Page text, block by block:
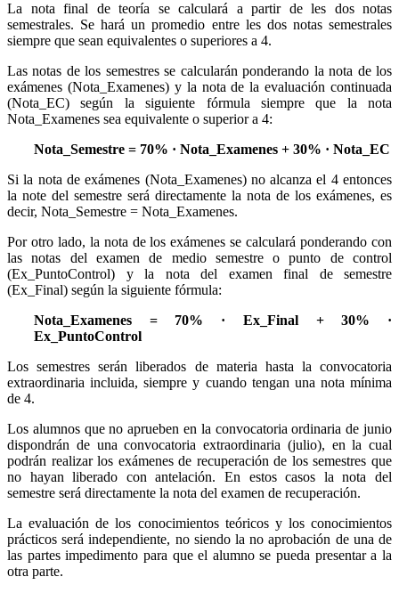
La nota final de teoría se calculará a partir de les dos notas
semestrales. Se hará un promedio entre les dos notas semestrales
siempre que sean equivalentes o superiores a 4.
Las notas de los semestres se calcularán ponderando la nota de los
exámenes (Nota_Examenes) y la nota de la evaluación continuada
(Nota_EC) según la siguiente fórmula siempre que la nota
Nota_Examenes sea equivalente o superior a 4:
Nota_Semestre = 70% · Nota_Examenes + 30% · Nota_EC
Si la nota de exámenes (Nota_Examenes) no alcanza el 4 entonces
la note del semestre será directamente la nota de los exámenes, es
decir, Nota_Semestre = Nota_Examenes.
Por otro lado, la nota de los exámenes se calculará ponderando con
las notas del examen de medio semestre o punto de control
(Ex_PuntoControl) y la nota del examen final de semestre
(Ex_Final) según la siguiente fórmula:
Nota_Examenes = 70% · Ex_Final + 30% ·
Ex_PuntoControl
Los semestres serán liberados de materia hasta la convocatoria
extraordinaria incluida, siempre y cuando tengan una nota mínima
de 4.
Los alumnos que no aprueben en la convocatoria ordinaria de junio
dispondrán de una convocatoria extraordinaria (julio), en la cual
podrán realizar los exámenes de recuperación de los semestres que
no hayan liberado con antelación. En estos casos la nota del
semestre será directamente la nota del examen de recuperación.
La evaluación de los conocimientos teóricos y los conocimientos
prácticos será independiente, no siendo la no aprobación de una de
las partes impedimento para que el alumno se pueda presentar a la
otra parte.